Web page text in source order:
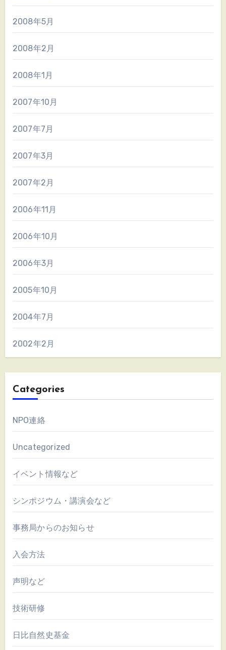
2008年5月
2008年2月
2008年1月
2007年10月
2007年7月
2007年3月
2007年2月
2006年11月
2006年10月
2006年3月
2005年10月
2004年7月
2002年2月
Categories
NPO連絡
Uncategorized
イベント情報など
シンポジウム・講演会など
事務局からのお知らせ
入会方法
声明など
技術研修
日比自然史基金